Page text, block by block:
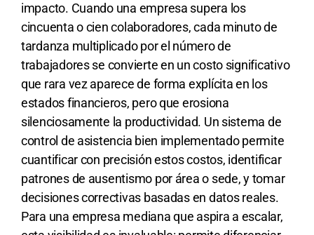
impacto. Cuando una empresa supera los
cincuenta o cien colaboradores, cada minuto de
tardanza multiplicado por el número de
trabajadores se convierte en un costo significativo
que rara vez aparece de forma explícita en los
estados financieros, pero que erosiona
silenciosamente la productividad. Un sistema de
control de asistencia bien implementado permite
cuantificar con precisión estos costos, identificar
patrones de ausentismo por área o sede, y tomar
decisiones correctivas basadas en datos reales.
Para una empresa mediana que aspira a escalar,